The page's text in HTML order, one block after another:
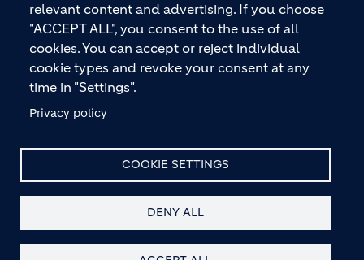
relevant content and advertising. If you choose
"ACCEPT ALL", you consent to the use of all
cookies. You can accept or reject individual
cookie types and revoke your consent at any
time in "Settings".
Privacy policy
COOKIE SETTINGS
DENY ALL
KONTAKTIEREN SIE UNS
Datenschutz
Haftungsausschluss
Hinweis nach § 36 VBSG
Impressum AGB
Kontakt